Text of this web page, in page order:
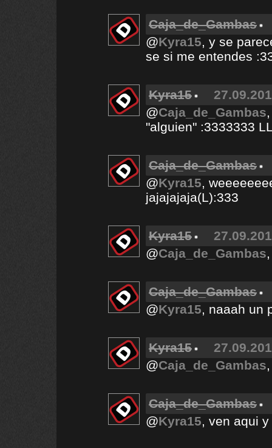
Caja_de_Gambas
@Kyra15, y se
se si me entendes
Kyra15
@Caja_de_Gambas
"alguien" :3333333
Caja_de_Gambas
@Kyra15,
jajajajaja(L):333
Kyra15
@Caja_de_Gambas
Caja_de_Gambas
@Kyra15, naaah un
Kyra15
@Caja_de_Gambas
Caja_de_Gambas
@Kyra15, ven aqui